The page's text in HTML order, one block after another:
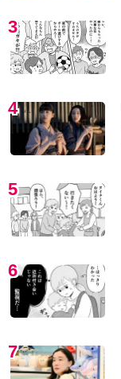
3
4
5
6
7